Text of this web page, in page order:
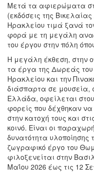
Μετά τα αφιερώματα
(εκδόσεις της
Ηρακλείου τιμά ξανά
φορά με τη μεγάλη
του έργου στην πόλη
Η μεγάλη έκθεση, στην
τα έργα της Δωρεάς
Ηρακλείου και την
διάσπαρτα σε μουσεία,
Ελλάδα, οφείλεται
φορείς που δέχθηκαν
στην κατοχή τους και
κοινό. Είναι οι
δυνατότητα υλοποίησης
ζωγραφικό έργο του
φιλοξενείται στην
Μαΐου 2026 έως τις 12